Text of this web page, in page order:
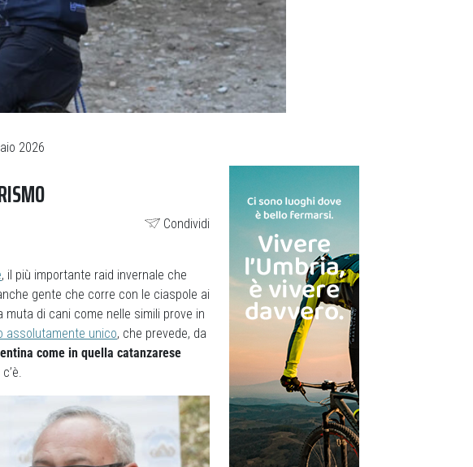
2026
Condividi
, il più importante raid invernale che
gente che corre con le ciaspole ai
di cani come nelle simili prove in
assolutamente unico, che prevede, da
come in quella catanzarese